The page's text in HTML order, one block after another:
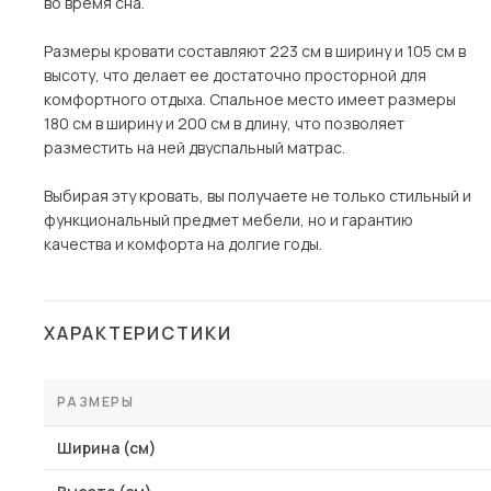
Размеры кровати составляют 223 см в ширину и 105 см в
высоту, что делает ее достаточно просторной для
комфортного отдыха. Спальное место имеет размеры
180 см в ширину и 200 см в длину, что позволяет
разместить на ней двуспальный матрас.
Выбирая эту кровать, вы получаете не только стильный и
функциональный предмет мебели, но и гарантию
качества и комфорта на долгие годы.
ХАРАКТЕРИСТИКИ
РАЗМЕРЫ
Ширина (см)